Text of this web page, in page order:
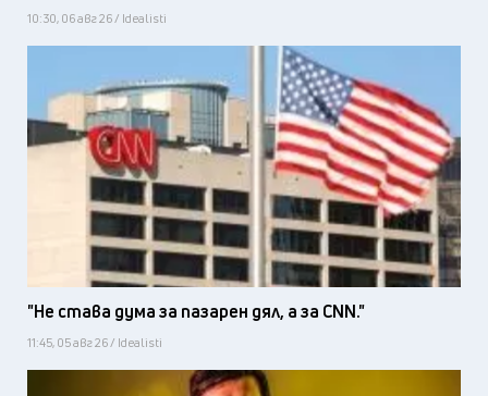
10:30, 06 авг 26 / Idealisti
"Не става дума за пазарен дял, а за CNN."
11:45, 05 авг 26 / Idealisti